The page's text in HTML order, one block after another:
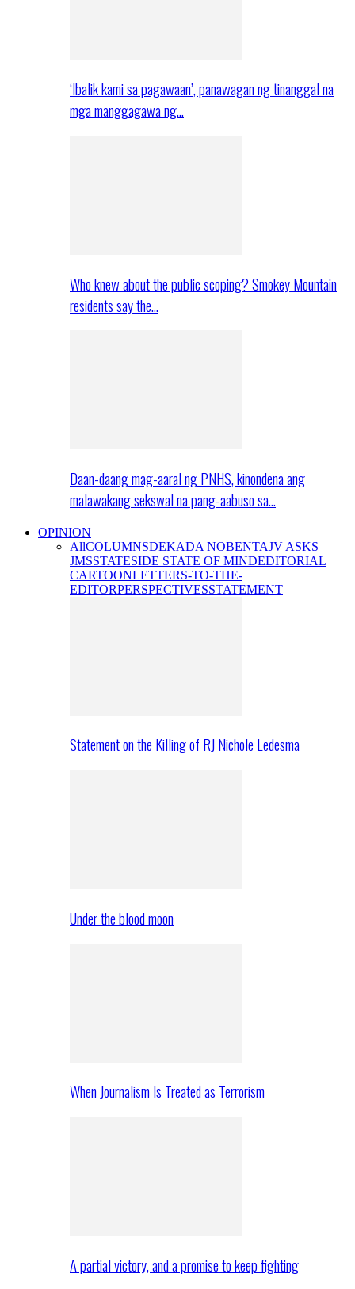
‘Ibalik kami sa pagawaan’, panawagan ng tinanggal na
mga manggagawa ng…
Who knew about the public scoping? Smokey Mountain
residents say the…
Daan-daang mag-aaral ng PNHS, kinondena ang
malawakang sekswal na pang-aabuso sa…
OPINION
AllCOLUMNSDEKADA NOBENTAJV ASKS
JMSSTATESIDE STATE OF MINDEDITORIAL
CARTOONLETTERS-TO-THE-
EDITORPERSPECTIVESSTATEMENT
Statement on the Killing of RJ Nichole Ledesma
Under the blood moon
When Journalism Is Treated as Terrorism
A partial victory, and a promise to keep fighting